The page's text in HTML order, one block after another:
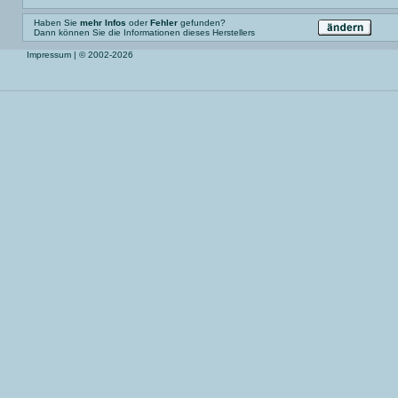
Haben Sie mehr Infos oderFehler gefunden?
Dann können Sie die Informationen dieses Herstellers
Impressum | © 2002-2026